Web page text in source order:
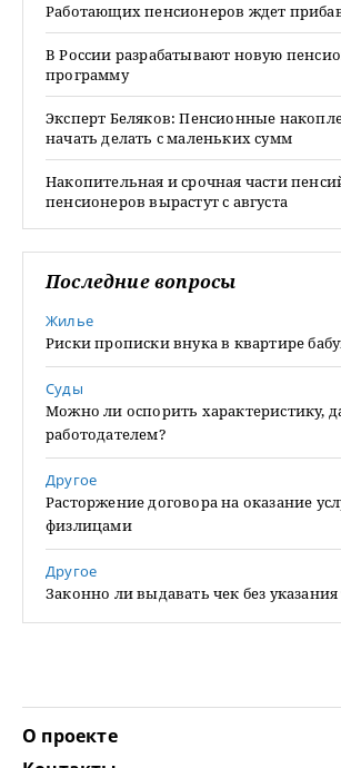
Работающих пенсионеров ждет
В России разрабатывают новую
программу
Эксперт Беляков: Пенсионные
начать делать с маленьких сумм
Накопительная и срочная части
пенсионеров вырастут с августа
Последние вопросы
Жилье
Риски прописки внука в квартире
Суды
Можно ли оспорить характеристику,
работодателем?
Другое
Расторжение договора на оказание
физлицами
Другое
Законно ли выдавать чек без указания
О проекте